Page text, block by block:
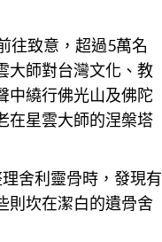
往致意，超過5萬名
大師對台灣文化、教
中繞行佛光山及佛陀
在星雲大師的涅槃塔
舍利靈骨時，發現有
則坎在潔白的遺骨舍